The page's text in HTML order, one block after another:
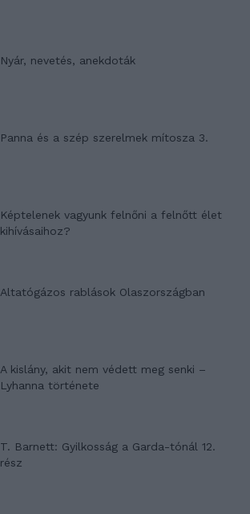
Nyár, nevetés, anekdoták
Panna és a szép szerelmek mítosza 3.
Képtelenek vagyunk felnőni a felnőtt élet
kihívásaihoz?
Altatógázos rablások Olaszországban
A kislány, akit nem védett meg senki –
Lyhanna története
T. Barnett: Gyilkosság a Garda-tónál 12.
rész